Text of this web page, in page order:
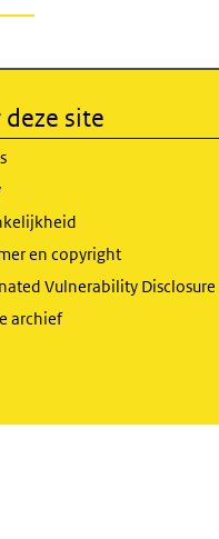
deze site
en copyright
Vulnerability Disclosure
archief